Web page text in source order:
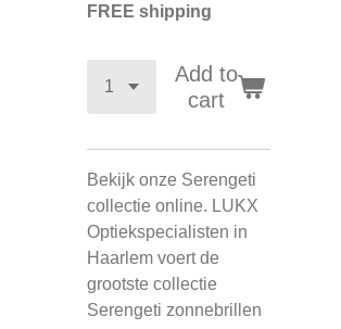
FREE shipping
Add to
cart
Bekijk onze Serengeti
collectie online. LUKX
Optiekspecialisten in
Haarlem voert de
grootste collectie
Serengeti zonnebrillen